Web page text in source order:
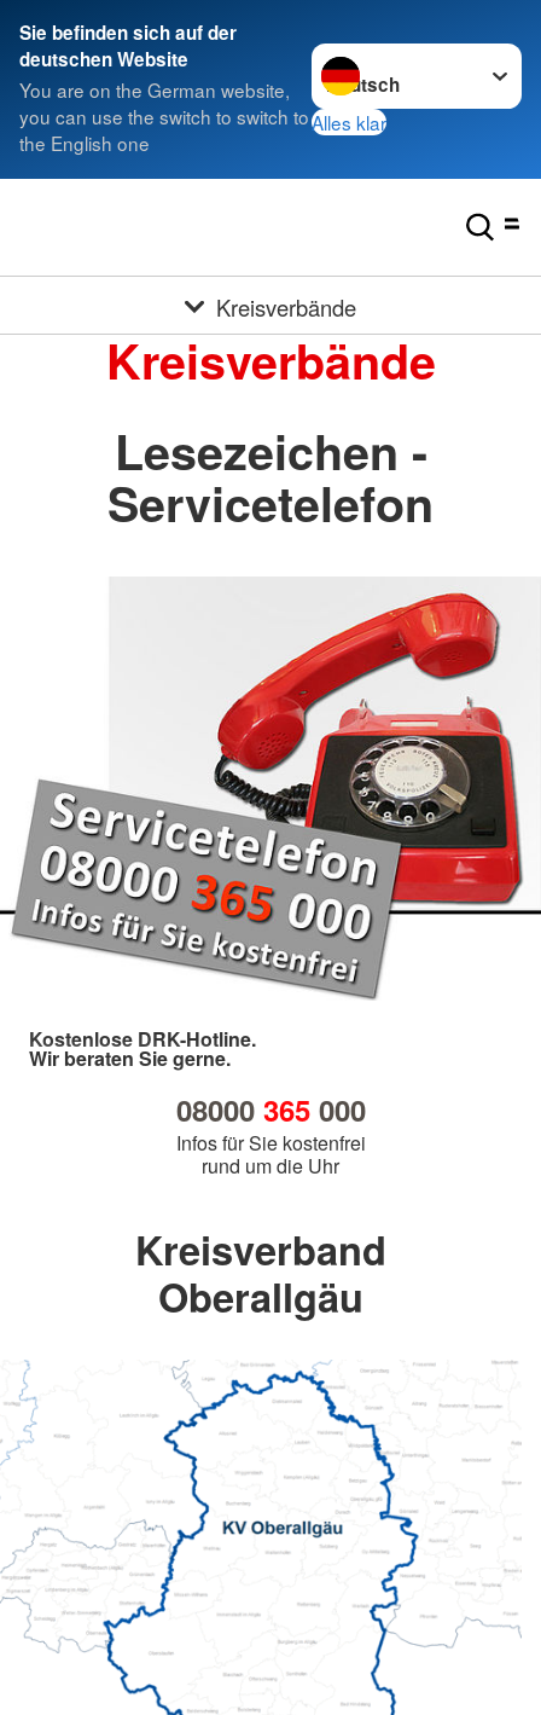
Sie befinden sich auf der
deutschen Website
You are on the German website,
you can use the switch to switch to
the English one
Sprache wechseln zu
Alles klar
Kreisverbände
Kreisverbände
Lesezeichen -
Servicetelefon
Kostenlose DRK-Hotline.
Wir beraten Sie gerne.
08000 365000
Infos für Sie kostenfrei
rund um die Uhr
Kreisverband
Oberallgäu